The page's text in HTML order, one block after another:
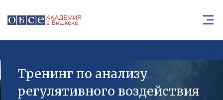
Тренинг по анализу
регулятивного воздействия